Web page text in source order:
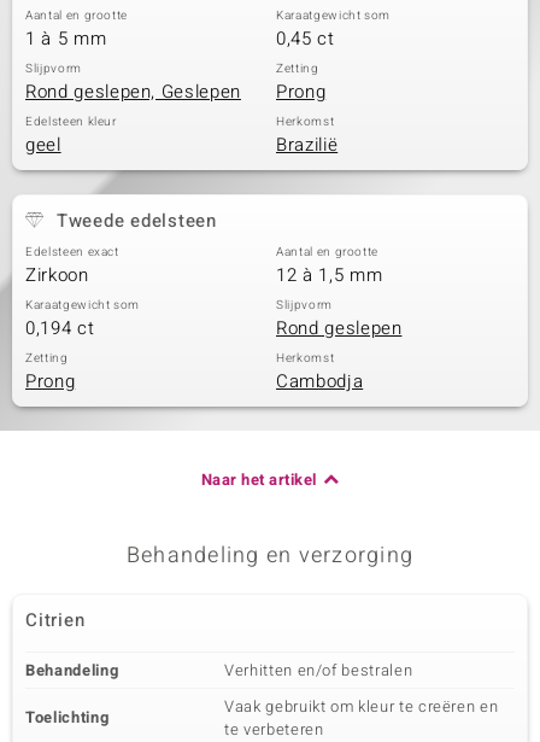
Aantal en grootte
1 à 5 mm
Karaatgewicht som
0,45 ct
Slijpvorm
Rond geslepen, Geslepen
Zetting
Prong
Edelsteen kleur
geel
Herkomst
Brazilië
Tweede edelsteen
Edelsteen exact
Zirkoon
Aantal en grootte
12 à 1,5 mm
Karaatgewicht som
0,194 ct
Slijpvorm
Rond geslepen
Zetting
Prong
Herkomst
Cambodja
Naar het artikel
Behandeling en verzorging
Citrien
Behandeling Verhitten en/of bestralen
Toelichting
Vaak gebruikt om kleur te creëren en
te verbeteren